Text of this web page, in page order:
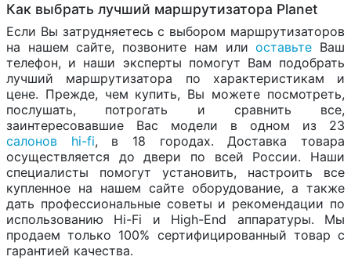
Как выбрать лучший маршрутизатора Planet
Если Вы затрудняетесь с выбором маршрутизаторов
на нашем сайте, позвоните нам илиоставьте Ваш
телефон, и наши эксперты помогут Вам подобрать
лучший маршрутизатора по характеристикам и
цене. Прежде, чем купить, Вы можете посмотреть,
послушать, потрогать и сравнить все,
заинтересовавшие Вас модели в одном из 23
салонов hi-fi, в 18 городах. Доставка товара
осуществляется до двери по всей России. Наши
специалисты помогут установить, настроить все
купленное на нашем сайте оборудование, а также
дать профессиональные советы и рекомендации по
использованию Hi-Fi и High-End аппаратуры. Мы
продаем только 100% сертифицированный товар с
гарантией качества.